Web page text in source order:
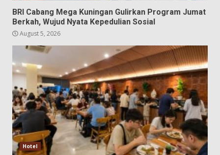
BRI Cabang Mega Kuningan Gulirkan Program Jumat
Berkah, Wujud Nyata Kepedulian Sosial
August 5, 2026
Hotel